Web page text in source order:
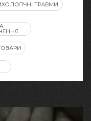
ТРАВМИ